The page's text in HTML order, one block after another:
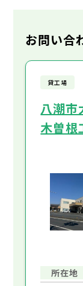
お問い合
貸工場
八潮市
木曽根
所在地